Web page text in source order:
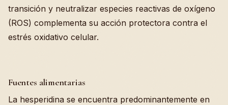
transición y neutralizar especies reactivas de oxígeno
(ROS) complementa su acción protectora contra el
estrés oxidativo celular.
Fuentes alimentarias
La hesperidina se encuentra predominantemente en